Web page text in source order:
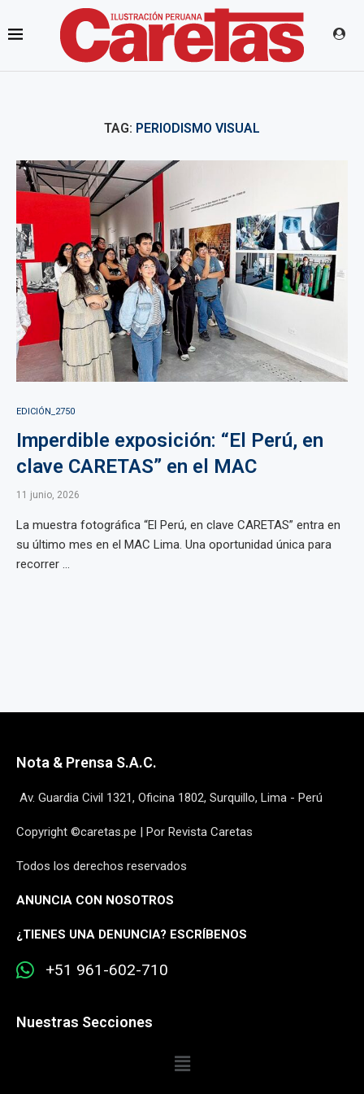
TAG: PERIODISMO VISUAL
EDICIÓN_2750
Imperdible exposición: “El Perú, en
clave CARETAS” en el MAC
11 junio, 2026
La muestra fotográfica “El Perú, en clave CARETAS” entra en
su último mes en el MAC Lima. Una oportunidad única para
recorrer ...
Nota & Prensa S.A.C.
Av. Guardia Civil 1321, Oficina 1802, Surquillo, Lima - Perú
Copyright ©caretas.pe | Por Revista Caretas
Todos los derechos reservados
ANUNCIA CON NOSOTROS
¿TIENES UNA DENUNCIA? ESCRÍBENOS
+51 961-602-710
Nuestras Secciones